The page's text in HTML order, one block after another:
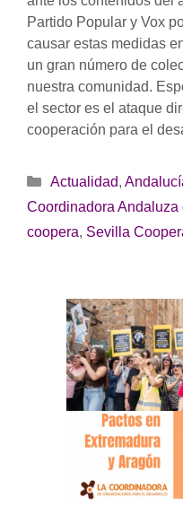
Partido Popular y Vox
causar estas medidas
un gran número de
nuestra comunidad.
el sector es el ataque
cooperación para el
Categorías
Actualidad,
Coordinadora Andaluza
coopera, Sevilla